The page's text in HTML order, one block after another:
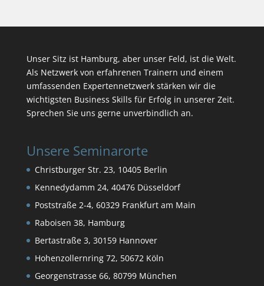
Unser Sitz ist Hamburg, aber unser Feld, ist die Welt.
Als Netzwerk von erfahrenen Trainern und einem
umfassenden Expertennetzwerk stärken wir die
wichtigsten Business Skills für Erfolg in unserer Zeit.
Sprechen Sie uns gerne unverbindlich an.
Unsere Seminarorte
Christburger Str. 23, 10405 Berlin
Kennedydamm 24, 40476 Düsseldorf
Poststraße 2-4, 60329 Frankfurt am Main
Raboisen 38, Hamburg
Bertastraße 3, 30159 Hannover
Hohenzollernring 72, 50672 Köln
Georgenstrasse 66, 80799 München